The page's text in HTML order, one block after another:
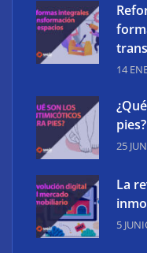
The Factory School
herramientas de IA
profesionales de la
14
25
La
5